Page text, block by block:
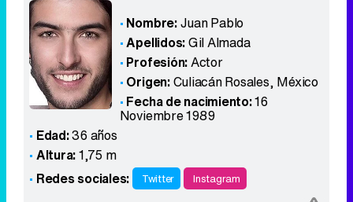
Nombre:Juan Pablo
Apellidos:Gil Almada
Profesión:Actor
Origen:Culiacán Rosales, México
Fecha de nacimiento:16
Noviembre 1989
Edad:36 años
Altura:1,75 m
Redes sociales:
Twitter Instagram